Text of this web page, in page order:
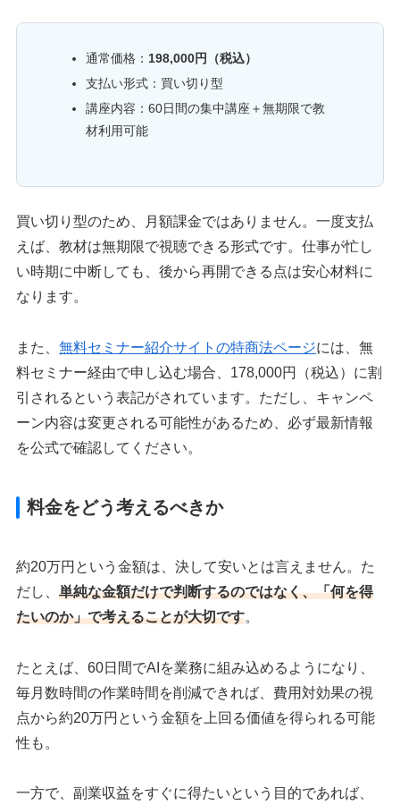
通常価格： 198,000円（税込）
支払い形式：買い切り型
講座内容：60日間の集中講座＋無期限で教
材利用可能
買い切り型のため、月額課金ではありません。一度支払
えば、教材は無期限で視聴できる形式です。仕事が忙し
い時期に中断しても、後から再開できる点は安心材料に
なります。
また、無料セミナー紹介サイトの特商法ページには、無
料セミナー経由で申し込む場合、178,000円（税込）に割
引されるという表記がされています。ただし、キャンペ
ーン内容は変更される可能性があるため、必ず最新情報
を公式で確認してください。
料金をどう考えるべきか
約20万円という金額は、決して安いとは言えません。た
だし、単純な金額だけで判断するのではなく、「何を得
たいのか」で考えることが大切です。
たとえば、60日間でAIを業務に組み込めるようになり、
毎月数時間の作業時間を削減できれば、費用対効果の視
点から約20万円という金額を上回る価値を得られる可能
性も。
一方で、副業収益をすぐに得たいという目的であれば、